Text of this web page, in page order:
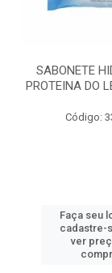
SABONETE
PROTEINA DO
Código:
Faça seu
cadastre-
ver